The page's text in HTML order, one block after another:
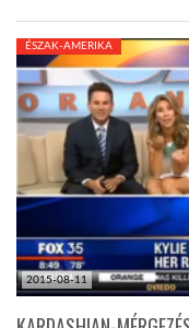
2015-08-11
ÉSZAK-AMERIKA